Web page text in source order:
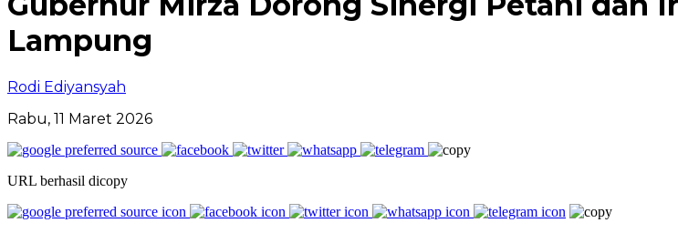
Lampung
Rodi Ediyansyah
Rabu, 11 Maret 2026
URL berhasil dicopy